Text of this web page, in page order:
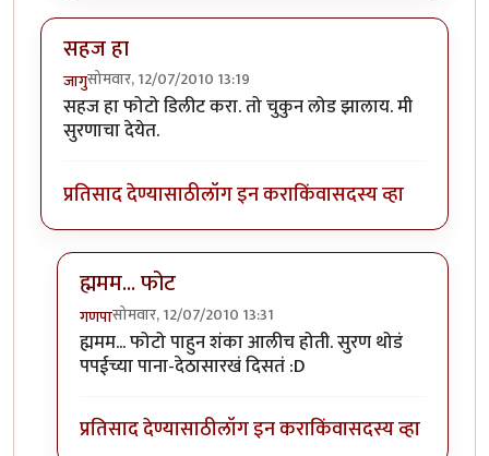
सहज हा
जागुसोमवार, 12/07/2010 13:19
सहज हा फोटो डिलीट करा. तो चुकुन लोड झालाय. मी
सुरणाचा देयेत.
प्रतिसाद देण्यासाठीलॉग इन कराकिंवासदस्य व्हा
ह्ममम... फोट
गणपासोमवार, 12/07/2010 13:31
In reply toसहज हाbyजागु
ह्ममम... फोटो पाहुन शंका आलीच होती. सुरण थोडं
पपईच्या पाना-देठासारखं दिसतं :D
प्रतिसाद देण्यासाठीलॉग इन कराकिंवासदस्य व्हा